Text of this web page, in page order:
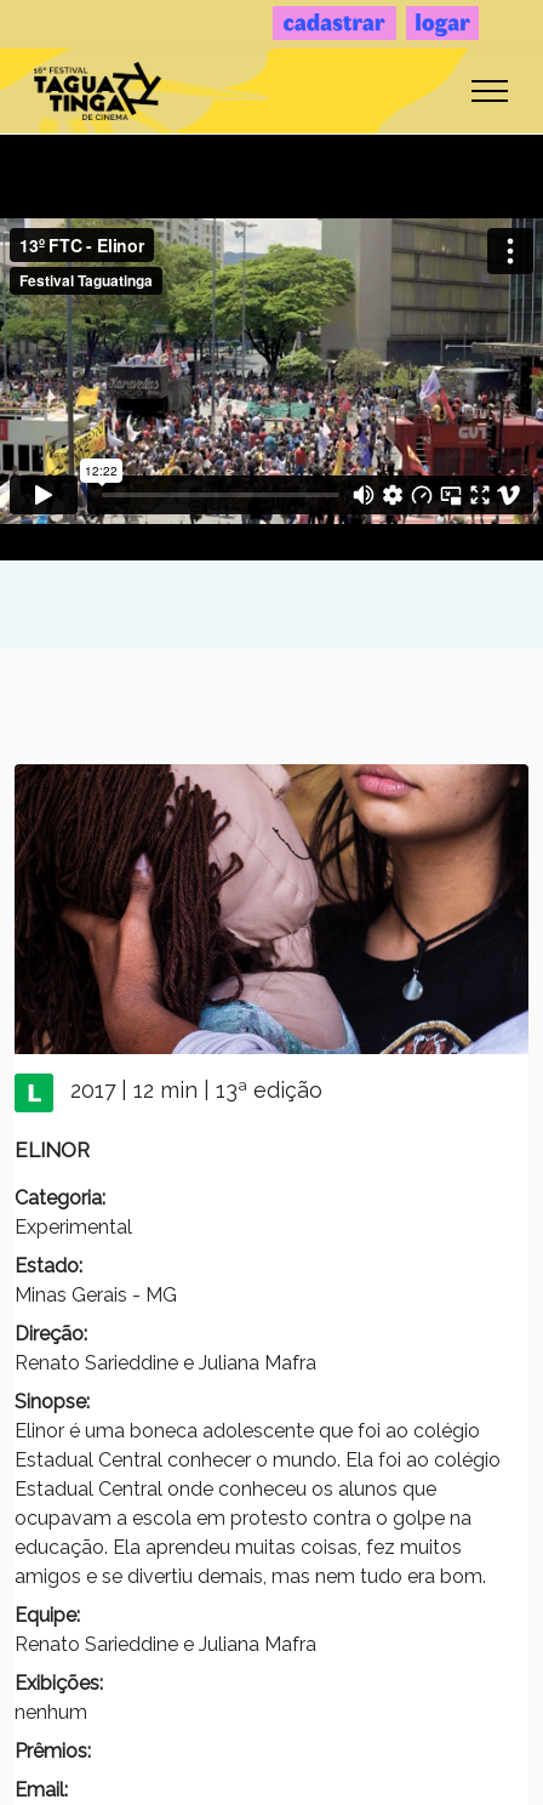
2017 | 12 min | 13ª edição
ELINOR
Categoria:
Experimental
Estado:
Minas Gerais - MG
Direção:
Renato Sarieddine e Juliana Mafra
Sinopse:
Elinor é uma boneca adolescente que foi ao colégio
Estadual Central conhecer o mundo. Ela foi ao colégio
Estadual Central onde conheceu os alunos que
ocupavam a escola em protesto contra o golpe na
educação. Ela aprendeu muitas coisas, fez muitos
amigos e se divertiu demais, mas nem tudo era bom.
Equipe:
Renato Sarieddine e Juliana Mafra
Exibições:
nenhum
Prêmios:
Email: